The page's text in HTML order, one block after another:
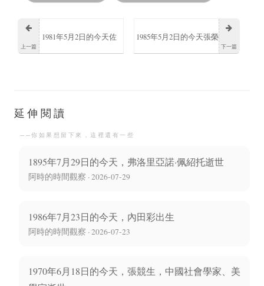
上一篇
1981年5月2日的今天佐
下一篇
1985年5月2日的今天張榮
延伸閱讀
──你如果想留下來，這裡還有一些
1895年7月29日的今天，弗洛里亞諾·佩紹托逝世
阿時的時間觀察 · 2026-07-29
1986年7月23日的今天，內田彩出生
阿時的時間觀察 · 2026-07-23
1970年6月18日的今天，張競生，中國社會學家、美